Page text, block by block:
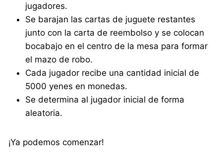
jugadores.
Se barajan las cartas de juguete restantes
junto con la carta de reembolso y se colocan
bocabajo en el centro de la mesa para formar
el mazo de robo.
Cada jugador recibe una cantidad inicial de
5000 yenes en monedas.
Se determina al jugador inicial de forma
aleatoria.
¡Ya podemos comenzar!